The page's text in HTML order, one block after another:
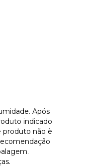
Após
indicado
produto não è